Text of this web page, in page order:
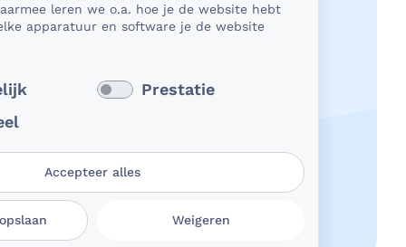
deelt, niet in verkeerde handen
kun je op rekenen bij
leren we o.a. hoe je de website hebt
apparatuur en software je de website
Prestatie
Accepteer alles
Weigeren